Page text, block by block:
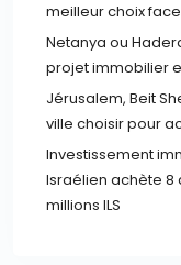
meilleur choix
Netanya ou
projet immobilier
Jérusalem, Beit
ville choisir pour
Investissement
Israélien achète 8
millions ILS